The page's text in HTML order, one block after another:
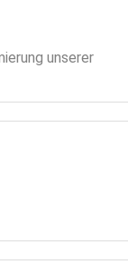
unserer